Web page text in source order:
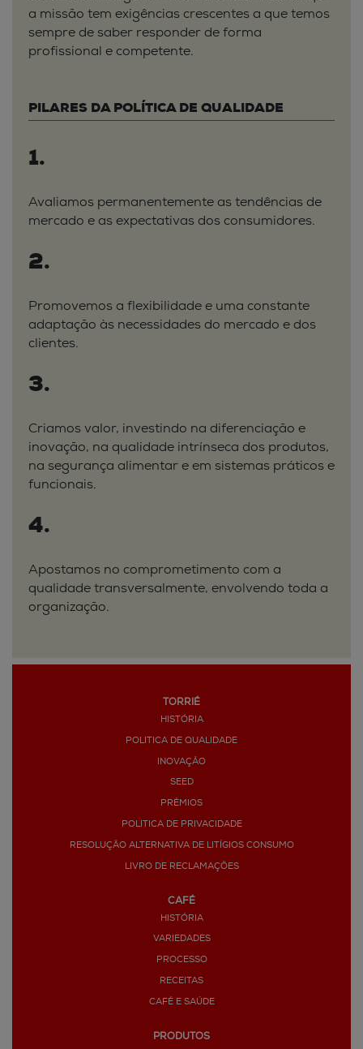
a missão tem exigências crescentes a que temos
sempre de saber responder de forma
profissional e competente.
PILARES DA POLÍTICA DE QUALIDADE
1.
Avaliamos permanentemente as tendências de
mercado e as expectativas dos consumidores.
2.
Promovemos a flexibilidade e uma constante
adaptação às necessidades do mercado e dos
clientes.
3.
Criamos valor, investindo na diferenciação e
inovação, na qualidade intrínseca dos produtos,
na segurança alimentar e em sistemas práticos e
funcionais.
4.
Apostamos no comprometimento com a
qualidade transversalmente, envolvendo toda a
organização.
TORRIÉ
HISTÓRIA
POLITICA DE QUALIDADE
INOVAÇÃO
SEED
PRÉMIOS
POLITICA DE PRIVACIDADE
RESOLUÇÃO ALTERNATIVA DE LITÍGIOS CONSUMO
LIVRO DE RECLAMAÇÕES
CAFÉ
HISTÓRIA
VARIEDADES
PROCESSO
RECEITAS
CAFÉ E SAÚDE
PRODUTOS